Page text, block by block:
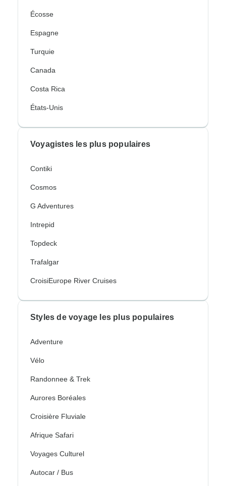
Écosse
Espagne
Turquie
Canada
Costa Rica
États-Unis
Voyagistes les plus populaires
Contiki
Cosmos
G Adventures
Intrepid
Topdeck
Trafalgar
CroisiEurope River Cruises
Styles de voyage les plus populaires
Adventure
Vélo
Randonnee & Trek
Aurores Boréales
Croisière Fluviale
Afrique Safari
Voyages Culturel
Autocar / Bus